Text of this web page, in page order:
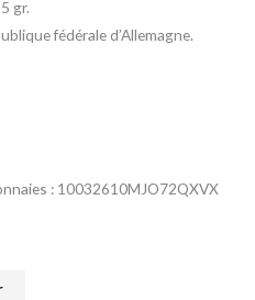
gr.
fédérale d’Allemagne.
: 10032610MJO72QXVX